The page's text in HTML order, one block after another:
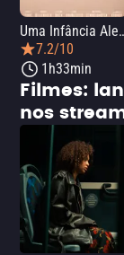
Uma
7.2/10
1h33min
Filmes:
nos